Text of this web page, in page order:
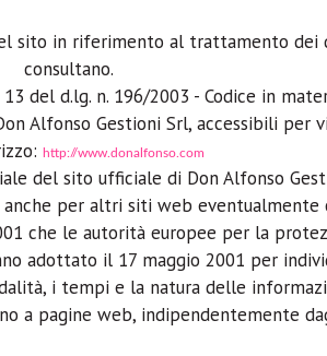
sito in riferimento al trattamento
consultano.
del d.lg. n. 196/2003 - Codice in
Alfonso Gestioni Srl, accessibili per
http://www.donalfonso.com
del sito ufficiale di Don Alfonso
per altri siti web
che le autorità europee per la
adottato il 17 maggio 2001 per
i tempi e la natura delle
a pagine web, indipendentemente